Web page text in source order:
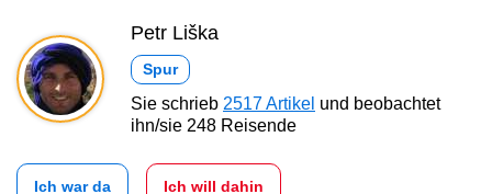
Petr Liška
Spur
Sie schrieb 2517 Artikel und beobachtet
ihn/sie 248 Reisende
Ich war da Ich will dahin